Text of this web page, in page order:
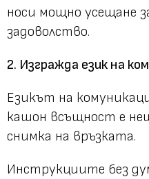
носи мощно усещане
задоволство.
2. Изгражда език на
Езикът на
кашон всъщност е
снимка на връзката.
Инструкциите без